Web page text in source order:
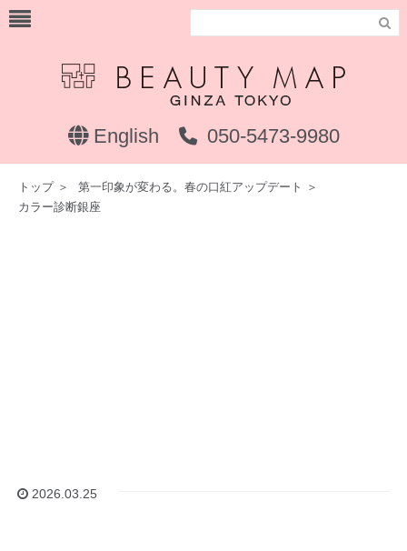

English 050-5473-9980
トップ＞ 第一印象が変わる。春の口紅アップデート
＞
カラー診断銀座
2026.03.25